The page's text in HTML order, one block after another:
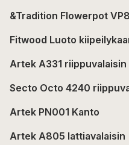
&Tradition Flowerpot VP8
Fitwood Luoto
Artek A331 riippuvalaisin
Secto Octo 4240
Artek PN001 Kanto
Artek A805 lattiavalaisin